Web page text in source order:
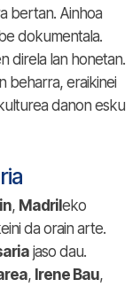
bertan. Ainhoa
dokumentala.
direla lan honetan.
beharra, eraikinei
danon esku
, Madrileko
da orain arte.
jaso dau.
, Irene Bau,